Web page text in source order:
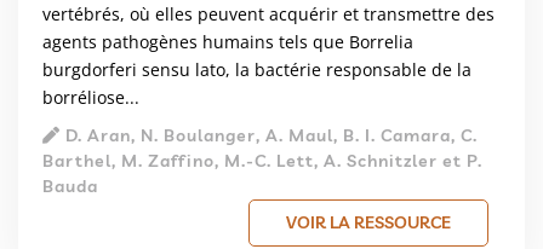
vertébrés, où elles peuvent acquérir et transmettre des
agents pathogènes humains tels que Borrelia
burgdorferi sensu lato, la bactérie responsable de la
borréliose...
D. Aran, N. Boulanger, A. Maul, B. I. Camara, C.
Barthel, M. Zaffino, M.‑C. Lett, A. Schnitzler et P.
Bauda
VOIR LA RESSOURCE